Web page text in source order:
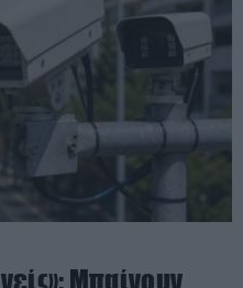
Μπαίνουν